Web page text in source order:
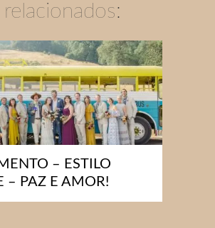
relacionados:
– ESTILO
– PAZ E AMOR!